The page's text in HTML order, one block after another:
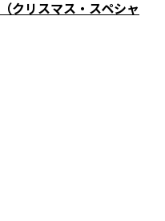
（クリスマス・スペシャ